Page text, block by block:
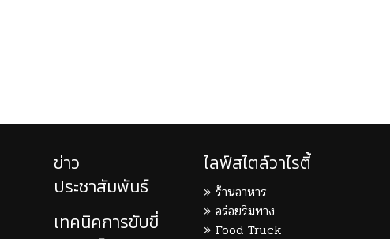
ข่าว
ประชาสัมพันธ์
เทคนิคการขับขี่
ไลฟ์สไตล์วาไรตี้
ร้านอาหาร
อร่อยริมทาง
Food Truck